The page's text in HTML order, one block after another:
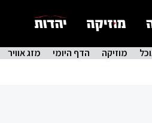
מוזיקה הדף היומי מזג אוויר